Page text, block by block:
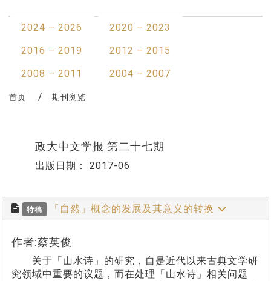
2024 – 2026
2020 – 2023
2016 – 2019
2012 – 2015
2008 – 2011
2004 – 2007
首页 期刊浏览
政大中文学报 第二十七期
出版日期： 2017-06
特稿 「自然」概念的发展及其意义的转换
作者:蔡英俊
关于「山水诗」的研究，自是近代以来古典文学研
究领域中重要的议题，而在处理「山水诗」相关问题